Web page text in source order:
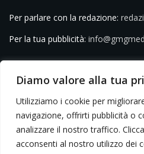
Diamo valore alla tua
Utilizziamo i cookie per
navigazione, offrirti pubblicità o
analizzare il nostro traffico.
acconsenti al nostro utilizzo dei
Per parlare con la redazione:
Per la tua pubblicità:
© 2026 GMG Media Company Di